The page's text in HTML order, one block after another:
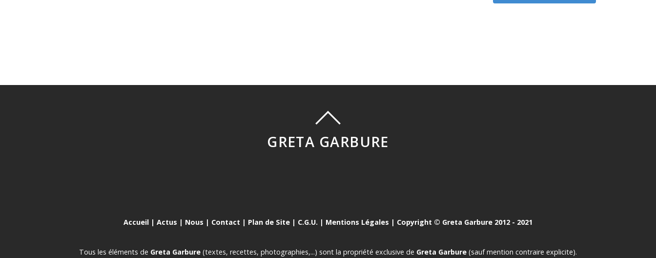
GRETA GARBURE
Accueil | Actus | Nous | Contact | Plan de Site | C.G.U. | Mentions Légales | Copyright © Greta Garbure 2012 - 2021
Tous les éléments de Greta Garbure (textes, recettes, photographies,...) sont la propriété exclusive de Greta Garbure (sauf mention contraire explicite).